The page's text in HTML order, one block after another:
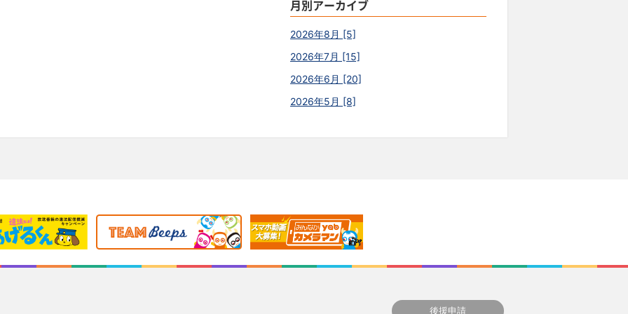
月別アーカイブ
2026年8月 [5]
2026年7月 [15]
2026年6月 [20]
2026年5月 [8]
後援申請